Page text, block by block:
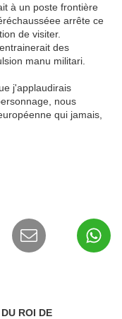
à un poste frontière
arrête ce
de visiter.
des
manu militari.
j'applaudirais
nous
qui jamais,
ROI DE